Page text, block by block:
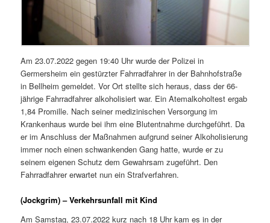
Am 23.07.2022 gegen 19:40 Uhr wurde der Polizei in
Germersheim ein gestürzter Fahrradfahrer in der Bahnhofstraße
in Bellheim gemeldet. Vor Ort stellte sich heraus, dass der 66-
jährige Fahrradfahrer alkoholisiert war. Ein Atemalkoholtest ergab
1,84 Promille. Nach seiner medizinischen Versorgung im
Krankenhaus wurde bei ihm eine Blutentnahme durchgeführt. Da
er im Anschluss der Maßnahmen aufgrund seiner Alkoholisierung
immer noch einen schwankenden Gang hatte, wurde er zu
seinem eigenen Schutz dem Gewahrsam zugeführt. Den
Fahrradfahrer erwartet nun ein Strafverfahren.
(Jockgrim) – Verkehrsunfall mit Kind
Am Samstag, 23.07.2022 kurz nach 18 Uhr kam es in der